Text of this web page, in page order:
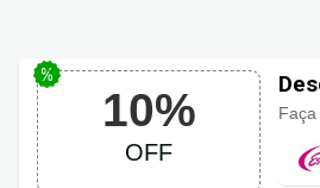
10%
OFF